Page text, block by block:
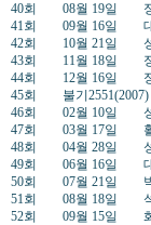
40회 08월 19일 정
41회 09월 16일
42회 10월 21일
43회 11월 18일
44회 12월 16일 정
45회 불기2551(2007)
46회 02월 10일 성
47회 03월 17일 활
48회 04월 28일
49회 06월 16일 대
50회 07월 21일
51회 08월 18일
52회 09월 15일 화